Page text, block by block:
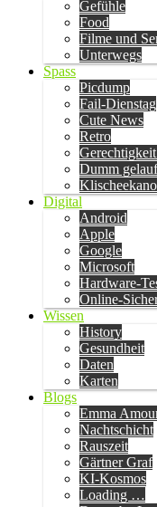
Gefühle
Food
Filme und
Unterwegs
Spass
Picdump
Fail-Dienstag
Cute News
Retro
Dumm
Digital
Android
Apple
Google
Microsoft
Hardware-
Online-
Wissen
History
Gesundheit
Daten
Karten
Blogs
Emma
Nachtschicht
Rauszeit
Gärtner Graf
KI-Kosmos
Loading …